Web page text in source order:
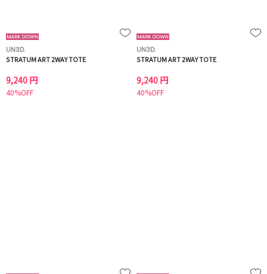
UN3D.
STRATUM ART 2WAY TOTE
9,240 円
40%OFF
UN3D.
STRATUM ART 2WAY TOTE
9,240 円
40%OFF